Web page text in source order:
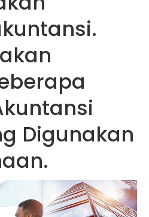
Digunakan